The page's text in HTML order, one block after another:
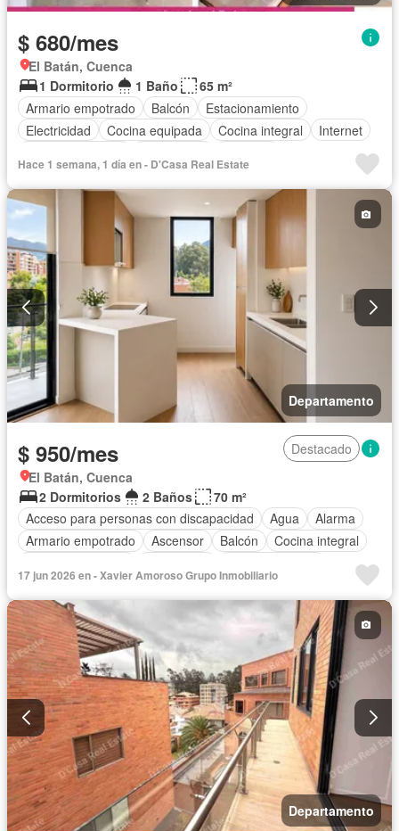
$ 680/mes
El Batán, Cuenca
1 Dormitorio
1 Baño
65 m²
Armario empotrado
Balcón
Estacionamiento
Electricidad
Cocina equipada Cocina integral
Internet
Garita de guardianía
Seguridad
Acceso para personas con discapacidad
Ascensor
Completamente amoblado
Hace 1 semana, 1 día en - D'Casa Real Estate
Departamento
$ 950/mes
Destacado
El Batán, Cuenca
2 Dormitorios
2 Baños
70 m²
Acceso para personas con discapacidad
Agua
Alarma
Armario empotrado
Ascensor Balcón
Cocina integral
Gas natural
Garita de guardianía Patio
Seguridad
Wifi Sin amoblar
17 jun 2026 en - Xavier Amoroso Grupo Inmobiliario
Departamento